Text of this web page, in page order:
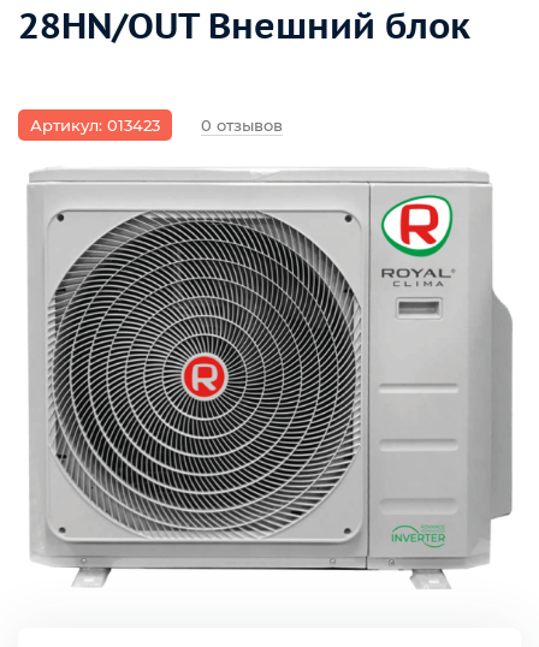
28HN/OUT Внешний блок
Артикул: 013423 0 отзывов